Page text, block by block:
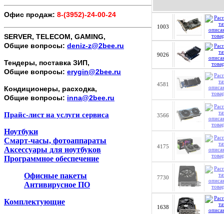
Офис продаж: 8-(3952)-24-00-24
SERVER, TELECOM, GAMING,
Общие вопросы: deniz-z@2bee.ru
Тендеры, поставка ЗИП,
Общие вопросы: erygin@2bee.ru
Кондиционеры, расходка,
Общие вопросы: inna@2bee.ru
Прайс-лист на услуги сервиса
Ноутбуки
Смарт-часы, фотоаппараты
Аксессуары для ноутбуков
Программное обеспечение
Офисные пакеты
Антивирусное ПО
Комплектующие
1003
9026
4581
3566
4175
7730
1638